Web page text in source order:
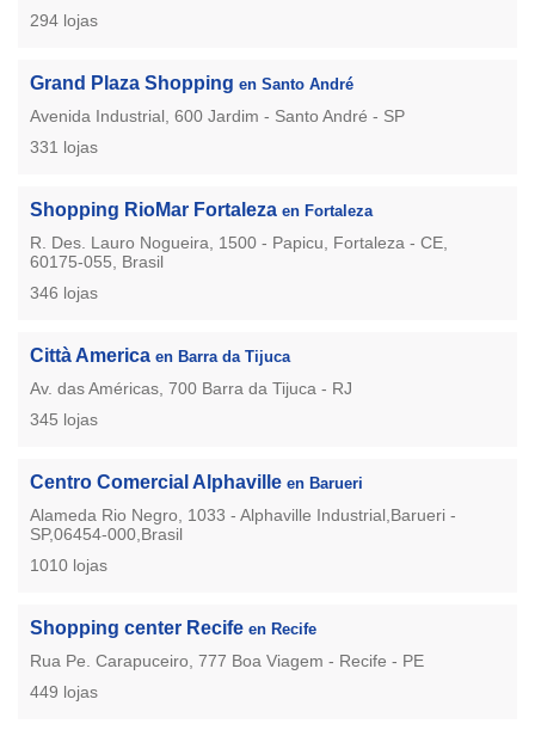
294 lojas
Grand Plaza Shopping en Santo André
Avenida Industrial, 600 Jardim - Santo André - SP
331 lojas
Shopping RioMar Fortaleza en Fortaleza
R. Des. Lauro Nogueira, 1500 - Papicu, Fortaleza - CE,
60175-055, Brasil
346 lojas
Città America en Barra da Tijuca
Av. das Américas, 700 Barra da Tijuca - RJ
345 lojas
Centro Comercial Alphaville en Barueri
Alameda Rio Negro, 1033 - Alphaville Industrial,Barueri -
SP,06454-000,Brasil
1010 lojas
Shopping center Recife en Recife
Rua Pe. Carapuceiro, 777 Boa Viagem - Recife - PE
449 lojas